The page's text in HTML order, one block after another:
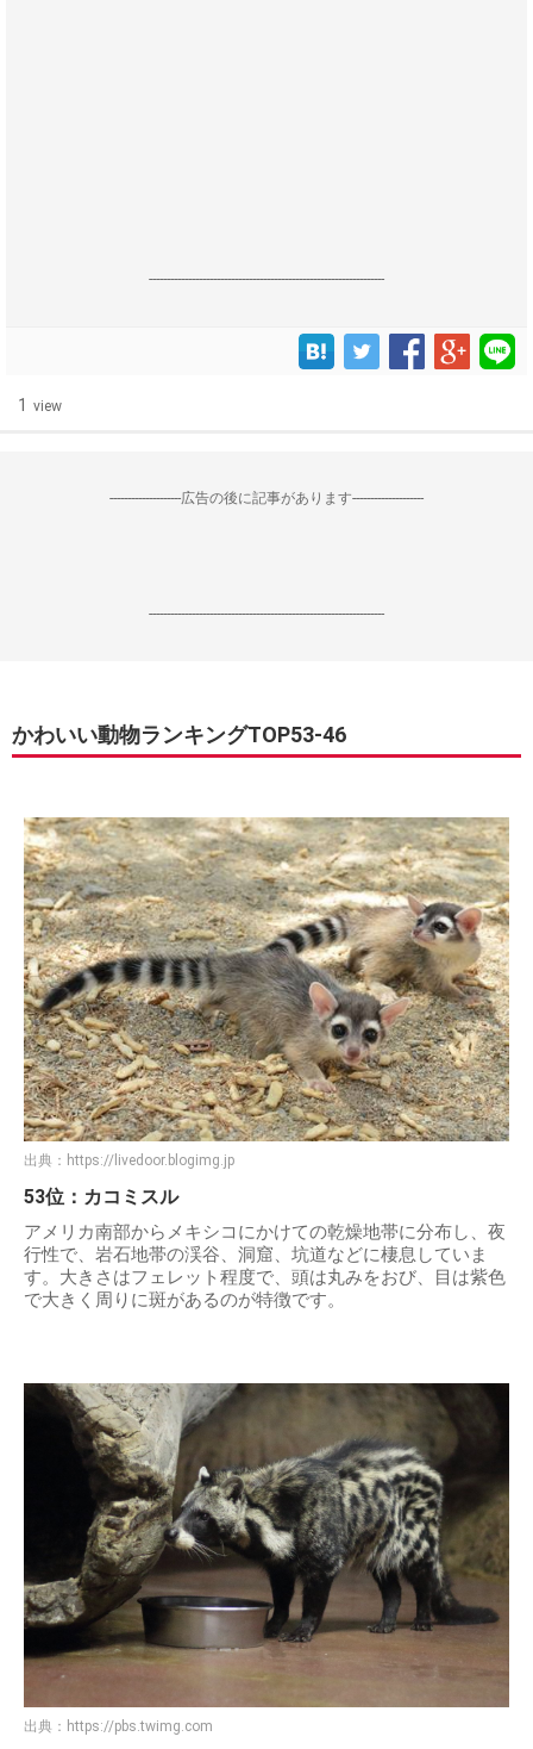
------------------------------------------------------------------
1 view
--------------------広告の後に記事があります--------------------
------------------------------------------------------------------
かわいい動物ランキングTOP53-46
出典： https://livedoor.blogimg.jp
53位：カコミスル
アメリカ南部からメキシコにかけての乾燥地帯に分布し、夜
行性で、岩石地帯の渓谷、洞窟、坑道などに棲息していま
す。大きさはフェレット程度で、頭は丸みをおび、目は紫色
で大きく周りに斑があるのが特徴です。
出典： https://pbs.twimg.com